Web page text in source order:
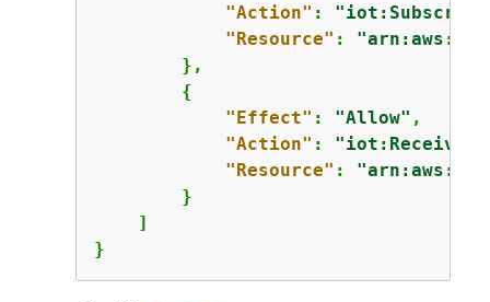
"Action" :
"Resource" :
        },
{
"Effect" : "Allow" ,
"Action" : "iot:Receive"
"Resource" :
        }
    ]
}